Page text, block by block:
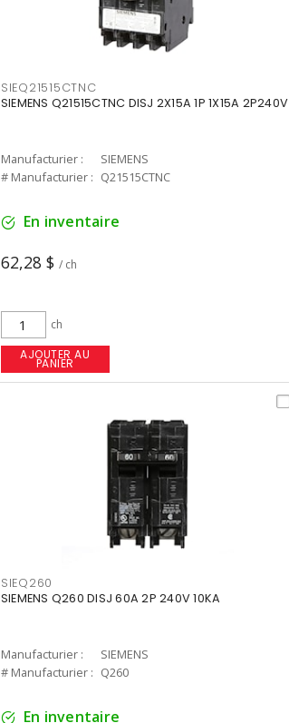
SIEQ21515CTNC
SIEMENS Q21515CTNC DISJ 2X15A 1P 1X15A 2P240V
Manufacturier :
SIEMENS
# Manufacturier : Q21515CTNC
En inventaire
62,28 $ / ch
ch
AJOUTER AU
PANIER
SIEQ260
SIEMENS Q260 DISJ 60A 2P 240V 10KA
Manufacturier :
SIEMENS
# Manufacturier : Q260
En inventaire